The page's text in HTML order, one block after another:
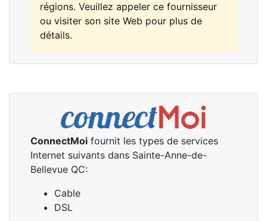
régions. Veuillez appeler ce fournisseur
ou visiter son site Web pour plus de
détails.
ConnectMoi fournit les types de services
Internet suivants dans Sainte-Anne-de-
Bellevue QC:
Cable
DSL